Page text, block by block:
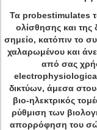
Τα probestimulates
ολίσθησης και
σημείο, κατόπιν το
χαλαρωμένου και
από σας
δικτύων, άμεσα
βιο-ηλεκτρικός
ρύθμιση των
απορρόφηση του